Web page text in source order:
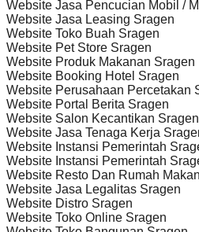
Website Jasa Pencucian Mobil /
Website Jasa Leasing Sragen
Website Toko Buah Sragen
Website Pet Store Sragen
Website Produk Makanan Sragen
Website Booking Hotel Sragen
Website Perusahaan Percetakan
Website Portal Berita Sragen
Website Salon Kecantikan Sragen
Website Jasa Tenaga Kerja
Website Instansi Pemerintah
Website Instansi Pemerintah
Website Resto Dan Rumah
Website Jasa Legalitas Sragen
Website Distro Sragen
Website Toko Online Sragen